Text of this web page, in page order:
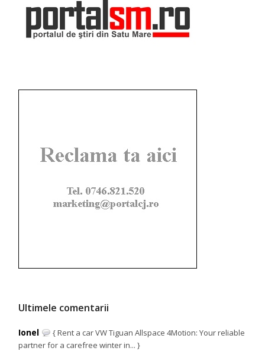
Ultimele comentarii
Ionel
{ Rent a car VW Tiguan Allspace 4Motion: Your reliable
partner for a carefree winter in... }